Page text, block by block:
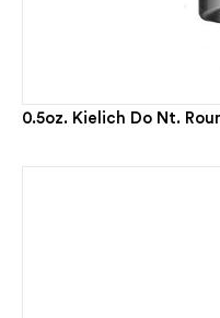
0.5oz. Kielich Do Nt.